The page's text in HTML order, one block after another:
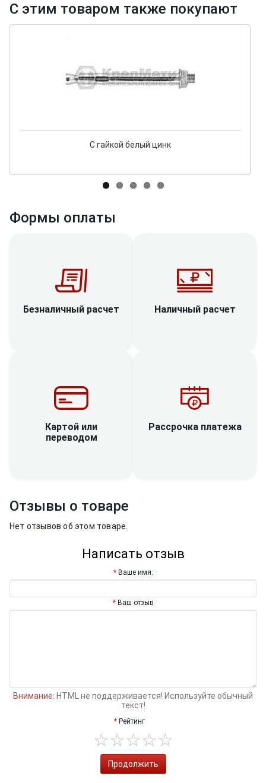
С этим товаром также покупают
С гайкой белый цинк
Формы оплаты
Безналичный расчет Наличный расчет
Картой или
переводом
Рассрочка платежа
Отзывы о товаре
Нет отзывов об этом товаре.
Написать отзыв
Ваше имя:
Ваш отзыв
Внимание: HTML не поддерживается! Используйте обычный
текст!
Рейтинг
Продолжить